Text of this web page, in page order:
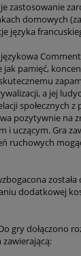
zastosowanie
domowych
języka
językowa
jak pamięć,
a jej
społecznych z
pozytywnie na
i uczącym. Gra
ruchowych
dodatkowej
gry dołączono